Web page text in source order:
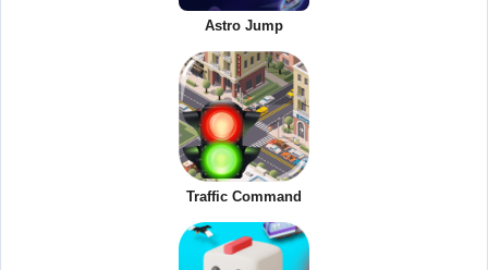
Astro Jump
Traffic Command